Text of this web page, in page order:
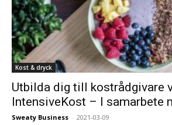
Kost & dryck
Utbilda dig till kostrådgivare
IntensiveKost – I samarbete
Sweaty Business - 2021-03-09